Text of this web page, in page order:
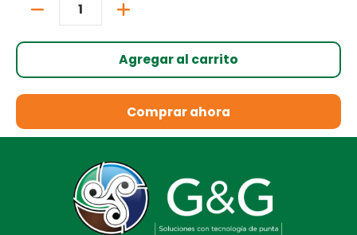
Agregar al carrito
Comprar ahora